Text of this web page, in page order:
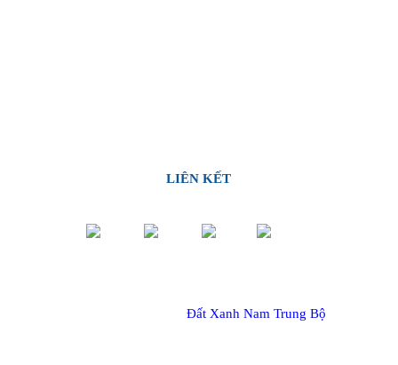
LIÊN KẾT
© Copyright 2017 –Đất Xanh Nam Trung Bộ